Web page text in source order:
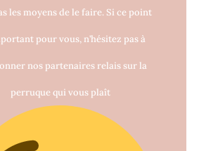
les moyens de le faire. Si ce point
pour vous, n’hésitez pas à
nos partenaires relais sur la
perruque qui vous plaît